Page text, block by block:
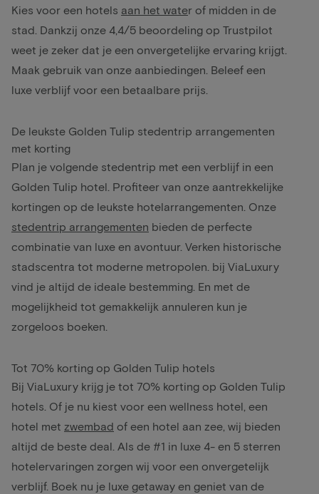
Kies voor een hotels aan het water of midden in de
stad. Dankzij onze 4,4/5 beoordeling op Trustpilot
weet je zeker dat je een onvergetelijke ervaring krijgt.
Maak gebruik van onze aanbiedingen. Beleef een
luxe verblijf voor een betaalbare prijs.
De leukste Golden Tulip stedentrip arrangementen
met korting
Plan je volgende stedentrip met een verblijf in een
Golden Tulip hotel. Profiteer van onze aantrekkelijke
kortingen op de leukste hotelarrangementen. Onze
stedentrip arrangementen bieden de perfecte
combinatie van luxe en avontuur. Verken historische
stadscentra tot moderne metropolen. bij ViaLuxury
vind je altijd de ideale bestemming. En met de
mogelijkheid tot gemakkelijk annuleren kun je
zorgeloos boeken.
Tot 70% korting op Golden Tulip hotels
Bij ViaLuxury krijg je tot 70% korting op Golden Tulip
hotels. Of je nu kiest voor een wellness hotel, een
hotel met zwembad of een hotel aan zee, wij bieden
altijd de beste deal. Als de #1 in luxe 4- en 5 sterren
hotelervaringen zorgen wij voor een onvergetelijk
verblijf. Boek nu je luxe getaway en geniet van de